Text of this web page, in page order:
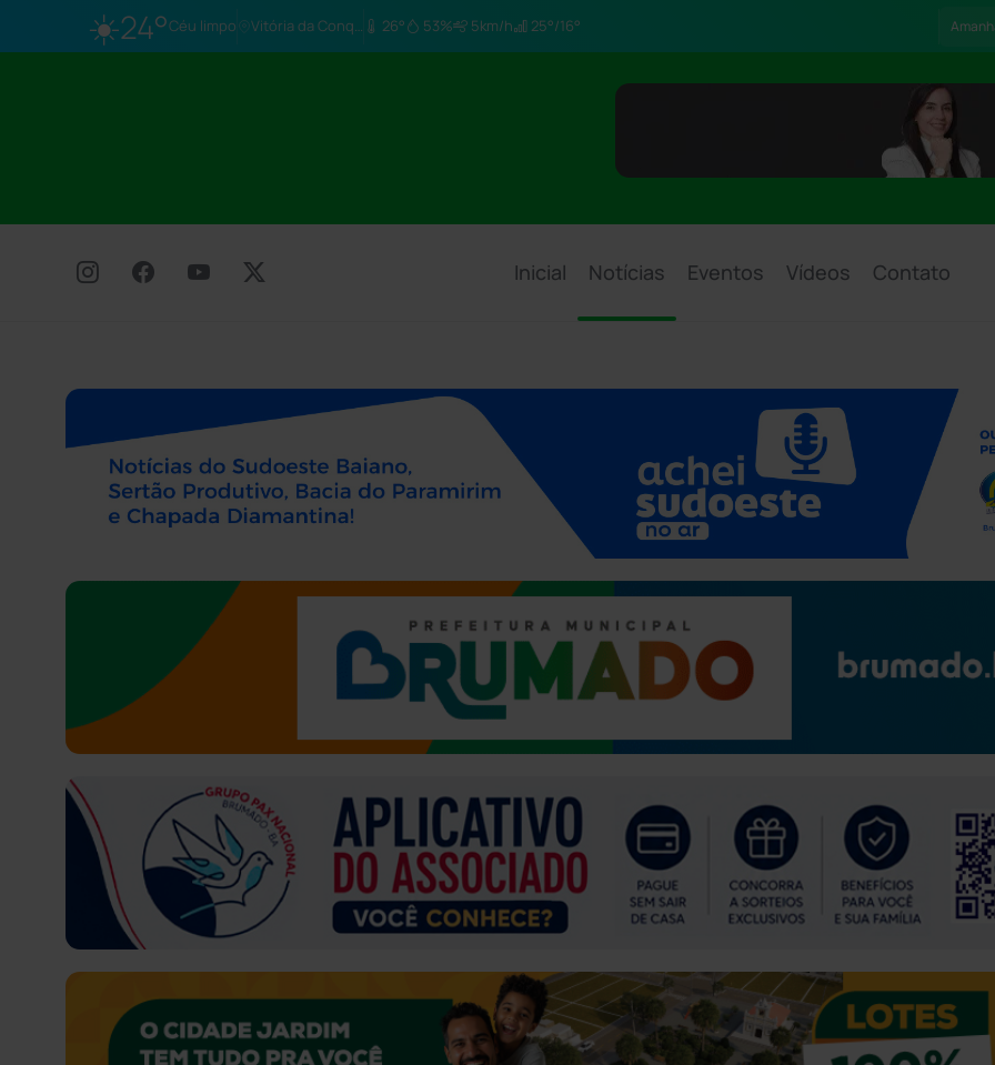
☀️24°Céu limpo Vitória da Conq… 26° 53% 5km/h 25°/16°
Inicial Notícias Eventos Vídeos Contato